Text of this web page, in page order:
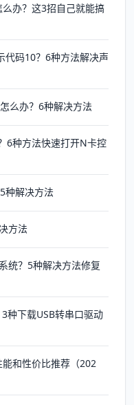
办？这3招自己就能搞
码10？6种方法解决声
么办？6种解决方法
6种方法快速打开N卡控
种解决方法
方法
统？5种解决方法修复
种下载USB转串口驱动
和性价比推荐（202